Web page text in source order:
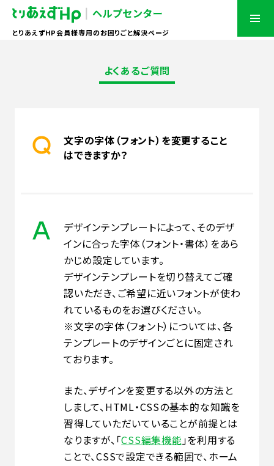
とりあえずHP会員様専用のお困りごと解決ページ
よくあるご質問
文字の字体（フォント）を変更すること
はできますか？
デザインテンプレートによって、そのデザ
インに合った字体（フォント・書体）をあら
かじめ設定しています。
デザインテンプレートを切り替えてご確
認いただき、ご希望に近いフォントが使わ
れているものをお選びください。
※文字の字体（フォント）については、各
テンプレートのデザインごとに固定され
ております。
また、デザインを変更する以外の方法と
しまして、HTML・CSSの基本的な知識を
習得していただいていることが前提とは
なりますが、「CSS編集機能」を利用する
ことで、CSSで設定できる範囲で、ホーム